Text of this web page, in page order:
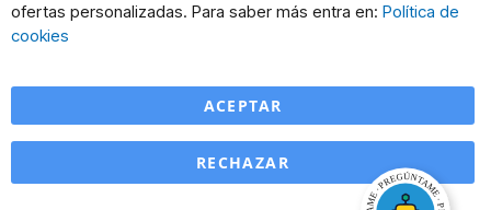
ofertas personalizadas. Para saber más entra en: Política de
cookies
ACEPTAR
RECHAZAR